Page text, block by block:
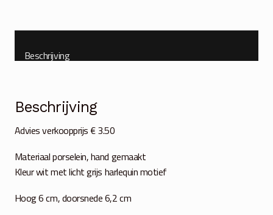
Beschrijving
Beschrijving
Advies verkoopprijs € 3.50
Materiaal porselein, hand gemaakt
Kleur wit met licht grijs harlequin motief
Hoog 6 cm, doorsnede 6,2 cm